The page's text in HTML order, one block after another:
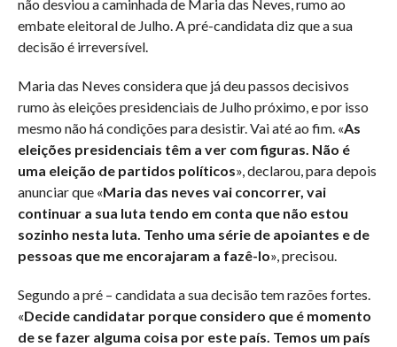
não desviou a caminhada de Maria das Neves, rumo ao
embate eleitoral de Julho. A pré-candidata diz que a sua
decisão é irreversível.
Maria das Neves considera que já deu passos decisivos
rumo às eleições presidenciais de Julho próximo, e por isso
mesmo não há condições para desistir. Vai até ao fim. «As
eleições presidenciais têm a ver com figuras. Não é
uma eleição de partidos políticos», declarou, para depois
anunciar que «Maria das neves vai concorrer, vai
continuar a sua luta tendo em conta que não estou
sozinho nesta luta. Tenho uma série de apoiantes e de
pessoas que me encorajaram a fazê-lo», precisou.
Segundo a pré – candidata a sua decisão tem razões fortes.
«Decide candidatar porque considero que é momento
de se fazer alguma coisa por este país. Temos um país